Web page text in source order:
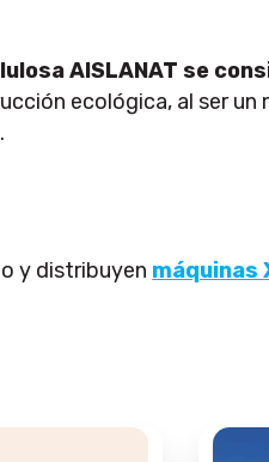
AISLANAT se
ecológica, al ser
y distribuyen máquinas